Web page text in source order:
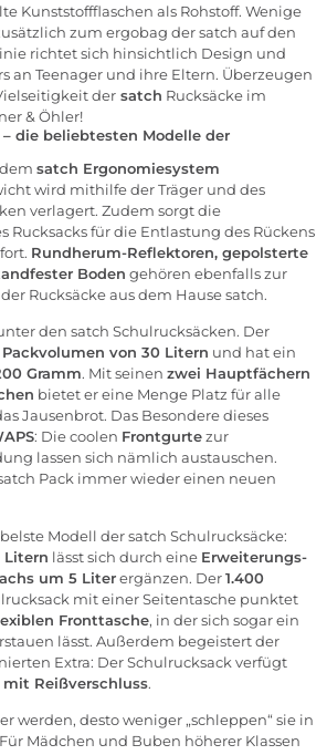
Kunststoffflaschen als Rohstoff. Wenige
zum ergobag der satch auf den
richtet sich hinsichtlich Design und
an Teenager und ihre Eltern. Überzeugen
der satch Rucksäcke im
& Öhler!
die beliebtesten Modelle der
satch Ergonomiesystem
wird mithilfe der Träger und des
verlagert. Zudem sorgt die
Rucksacks für die Entlastung des Rückens
Rundherum-Reflektoren, gepolsterte
Boden gehören ebenfalls zur
Rucksäcke aus dem Hause satch.
den satch Schulrucksäcken. Der
Packvolumen von 30 Litern und hat ein
Gramm. Mit seinen zwei Hauptfächern
bietet er eine Menge Platz für alle
Jausenbrot. Das Besondere dieses
: Die coolen Frontgurtezur
lassen sich nämlich austauschen.
Pack immer wieder einen neuen
Modell der satch Schulrucksäcke:
Litern lässt sich durch eine Erweiterungs-
um 5 Literergänzen. Der1.400
mit einer Seitentasche punktet
Fronttasche, in der sich sogar ein
lässt. Außerdem begeistert der
Extra: Der Schulrucksack verfügt
Reißverschluss.
werden, desto weniger „schleppen“ sie in
Mädchen und Buben höherer Klassen